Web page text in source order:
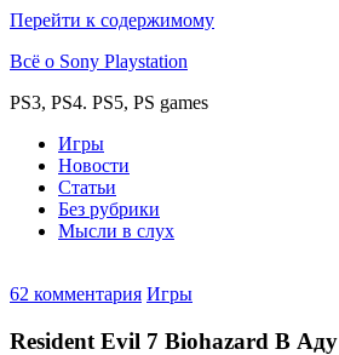
Перейти к содержимому
Всё о Sony Playstation
PS3, PS4. PS5, PS games
Игры
Новости
Статьи
Без рубрики
Мысли в слух
62 комментария Игры
Resident Evil 7 Biohazard В Аду